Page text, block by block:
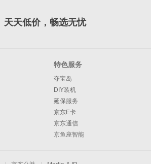
天天低价，畅选无忧
特色服务
夺宝岛
DIY装机
延保服务
京东E卡
京东通信
京鱼座智能